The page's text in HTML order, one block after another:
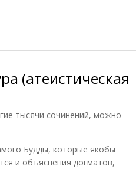
(атеистическая
тысячи сочинений, можно
Будды, которые якобы
и объяснения догматов,